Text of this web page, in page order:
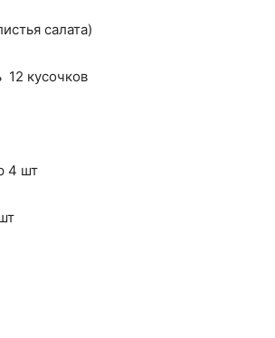
салата)
12 кусочков
4 шт